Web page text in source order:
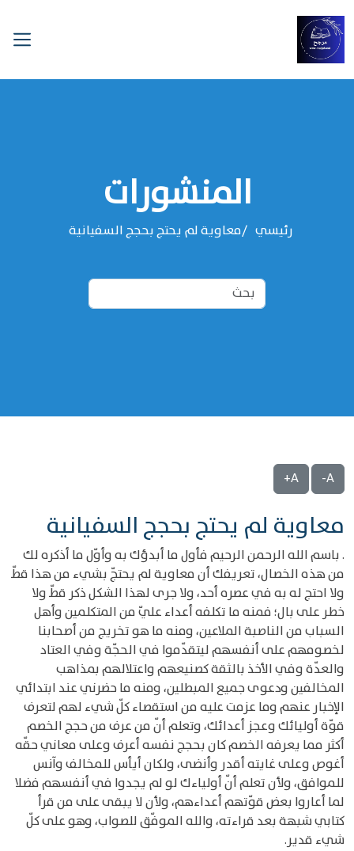
المنشورات
رئيسي معاوية لم يحتج بحجج السفيانية
A-
A+
معاوية لم يحتج بحجج السفيانية
. باسم الله الرحمن الرحيم فأول ما أبدؤك به وأوّل ما أذكره لك
من هذه الخصال، تعريفك أن معاوية لم يحتجّ بشيء من هذا قطّ
ولا احتج له به في عصره أحد، ولا جرى لهذا الشكل ذكر قطّ ولا
خطر على بال؛ فمنه ما تكلفه أعداء عليّ من المتكلمين وأهل
السباب من الناصبة الملاعين، ومنه ما هو تخريج من أصحابنا
لخصومهم على أنفسهم ليتقدّموا في الحجّة وفي العتاد
والعدّة وفي الأخذ بالثقة كصنيعهم واعتلالهم بمذاهب
المخالفين ودعوى جميع المبطلين، ومنه ما حضرني عند ابتدائي
الإخبار عنهم وما عزمت عليه من استقصاء كلّ شيء لهم لتعرف
قوّة أوليائك وعجز أعدائك، وتعلم أنّ من عرف من حجج الخصم
أكثر مما يعرفه الخصم كان بحجج نفسه أعرف وعلى معاني حقّه
أغوص وعلى غايته أقدر وأنضى، ولكان أيأس للمخالف وآنس
للموافق، ولأن تعلم أنّ أولياءك لو لم يجدوا في أنفسهم فضلا
لما أعاروا بعض قوّتهم أعداءهم، ولأن لا يبقى على من قرأ
كتابي شبهة بعد قراءته، والله الموفّق للصواب، وهو على كلّ
شيء قدير.